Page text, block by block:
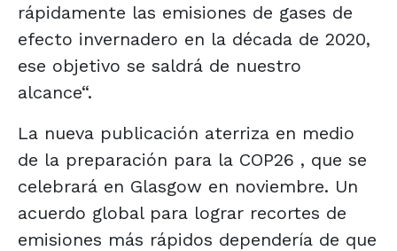
rápidamente las emisiones de gases de
efecto invernadero en la década de 2020,
ese objetivo se saldrá de nuestro
alcance“.
La nueva publicación aterriza en medio
de la preparación para la COP26 , que se
celebrará en Glasgow en noviembre. Un
acuerdo global para lograr recortes de
emisiones más rápidos dependería de que